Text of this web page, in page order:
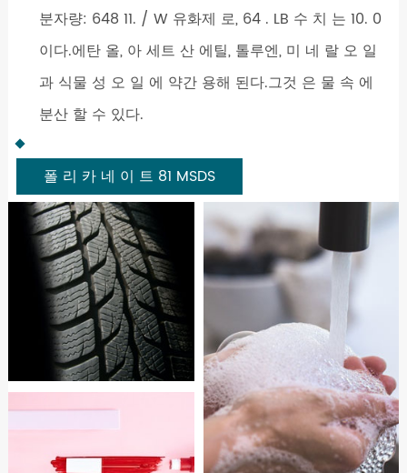
분자량: 648 11. / W 유화제 로, 64 . LB 수 치 는 10. 0
이다.에탄 올, 아 세트 산 에틸, 톨루엔, 미 네 랄 오 일
과 식물 성 오 일 에 약간 용해 된다.그것 은 물 속 에
분산 할 수 있다.
폴 리 카 네 이 트 81 MSDS